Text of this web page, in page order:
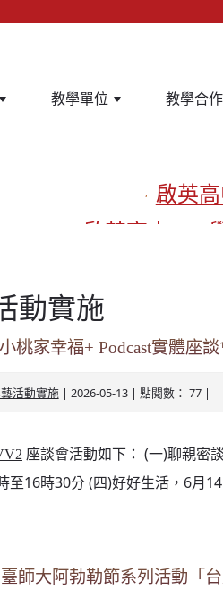
教學單位 教學合作
啟英
啟英高中-113
動實施
桃家幸福+ Podcast實體座談
活動實施| 2026-05-13 | 點閱數： 77 |
座談會活動如下： (一)聊親密
至16時30分 (四)好好生活，6月
師大阿勃勒節系列活動「